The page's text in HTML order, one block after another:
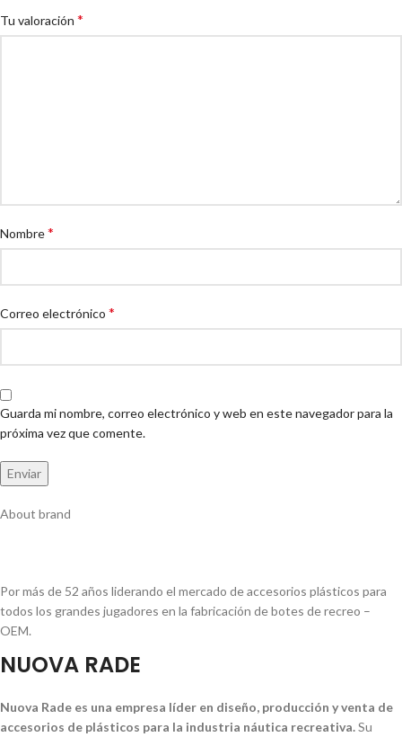
Tu valoración *
Nombre*
Correo electrónico *
Guarda mi nombre, correo electrónico y web en este navegador para la
próxima vez que comente.
About brand
Por más de 52 años liderando el mercado de accesorios plásticos para
todos los grandes jugadores en la fabricación de botes de recreo –
OEM.
NUOVA RADE
Nuova Rade es una empresa líder en diseño, producción y venta de
accesorios de plásticos para la industria náutica recreativa.Su